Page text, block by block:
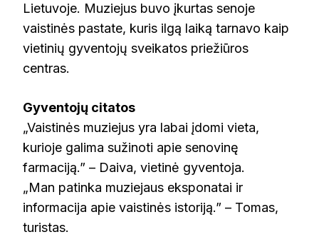
Lietuvoje. Muziejus buvo įkurtas senoje
vaistinės pastate, kuris ilgą laiką tarnavo kaip
vietinių gyventojų sveikatos priežiūros
centras.
Gyventojų citatos
„Vaistinės muziejus yra labai įdomi vieta,
kurioje galima sužinoti apie senovinę
farmaciją.” – Daiva, vietinė gyventoja.
„Man patinka muziejaus eksponatai ir
informacija apie vaistinės istoriją.” – Tomas,
turistas.